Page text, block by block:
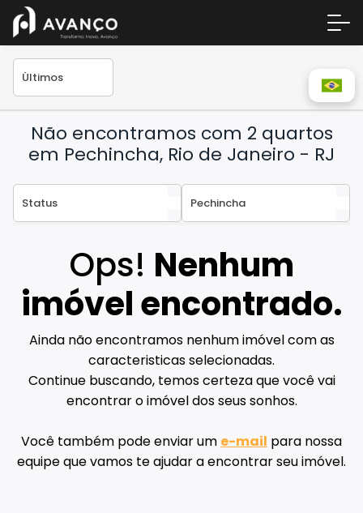
Não encontramos com 2 quartos
em Pechincha, Rio de Janeiro - RJ
Ops! Nenhum
imóvel encontrado.
Ainda não encontramos nenhum imóvel com as
caracteristicas selecionadas.
Continue buscando, temos certeza que você vai
encontrar o imóvel dos seus sonhos.
Você também pode enviar um e-mail para nossa
equipe que vamos te ajudar a encontrar seu imóvel.